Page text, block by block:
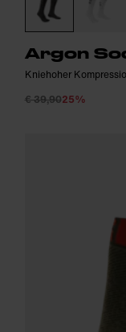
Argon
Kniehoher
€ 39,9025%